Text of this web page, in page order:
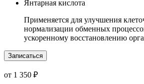
Янтарная кислота
Применяется для улучшения
нормализации обменных
ускоренному восстановлению
Записаться
от 1 350 ₽